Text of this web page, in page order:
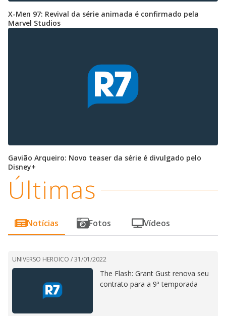
X-Men 97: Revival da série animada é confirmado pela
Marvel Studios
Gavião Arqueiro: Novo teaser da série é divulgado pelo
Disney+
Últimas
Notícias Fotos Vídeos
UNIVERSO HEROICO /31/01/2022
The Flash: Grant Gust renova seu
contrato para a 9ª temporada